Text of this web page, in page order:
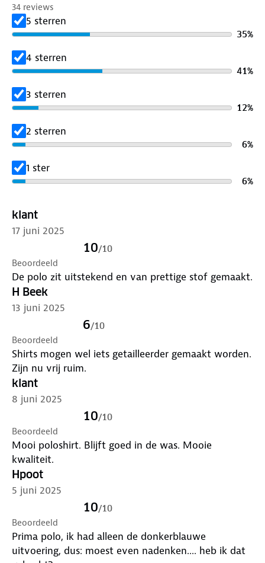
34 reviews
5 sterren
35%
4 sterren
41%
3 sterren
12%
2 sterren
6%
1 ster
6%
klant
17 juni 2025
10/10
Beoordeeld
De polo zit uitstekend en van prettige stof gemaakt.
H Beek
13 juni 2025
6/10
Beoordeeld
Shirts mogen wel iets getailleerder gemaakt worden.
Zijn nu vrij ruim.
klant
8 juni 2025
10/10
Beoordeeld
Mooi poloshirt. Blijft goed in de was. Mooie
kwaliteit.
Hpoot
5 juni 2025
10/10
Beoordeeld
Prima polo, ik had alleen de donkerblauwe
uitvoering, dus: moest even nadenken.... heb ik dat